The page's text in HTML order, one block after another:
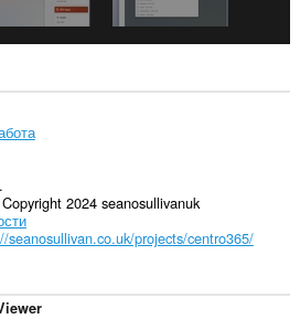
Copyright 2024 seanosullivanuk
seanosullivan.co.uk/projects/centro365/